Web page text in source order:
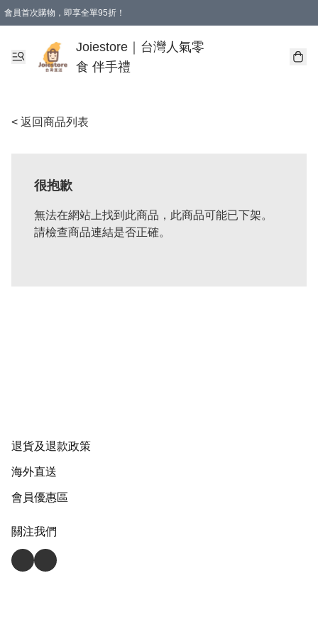
會員首次購物，即享全單95折！
購物滿 HKD 350.00即享免運費優惠！（適用於 本地送貨、本地取貨 )
Joiestore｜台灣人氣零
食 伴手禮
< 返回商品列表
很抱歉
無法在網站上找到此商品，此商品可能已下架。
請檢查商品連結是否正確。
退貨及退款政策
海外直送
會員優惠區
關注我們